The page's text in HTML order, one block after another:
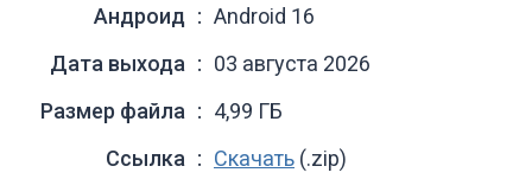
Андроид
Android 16
Дата выхода
03 августа 2026
Размер файла
4,99 ГБ
Ссылка
Скачать (.zip)